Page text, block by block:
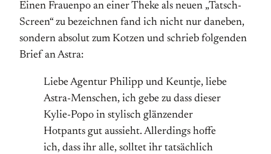
Einen Frauenpo an einer Theke als neuen „Tatsch-
Screen“ zu bezeichnen fand ich nicht nur daneben,
sondern absolut zum Kotzen und schrieb folgenden
Brief an Astra:
Liebe Agentur Philipp und Keuntje, liebe
Astra-Menschen, ich gebe zu dass dieser
Kylie-Popo in stylisch glänzender
Hotpants gut aussieht. Allerdings hoffe
ich, dass ihr alle, solltet ihr tatsächlich